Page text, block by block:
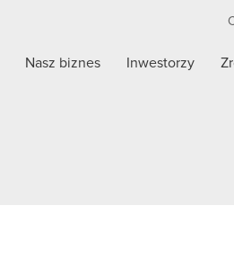
Nasz biznes Inwestorzy